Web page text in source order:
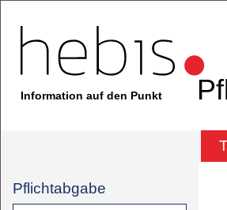
Information auf den Punkt
Pflichtabgabe